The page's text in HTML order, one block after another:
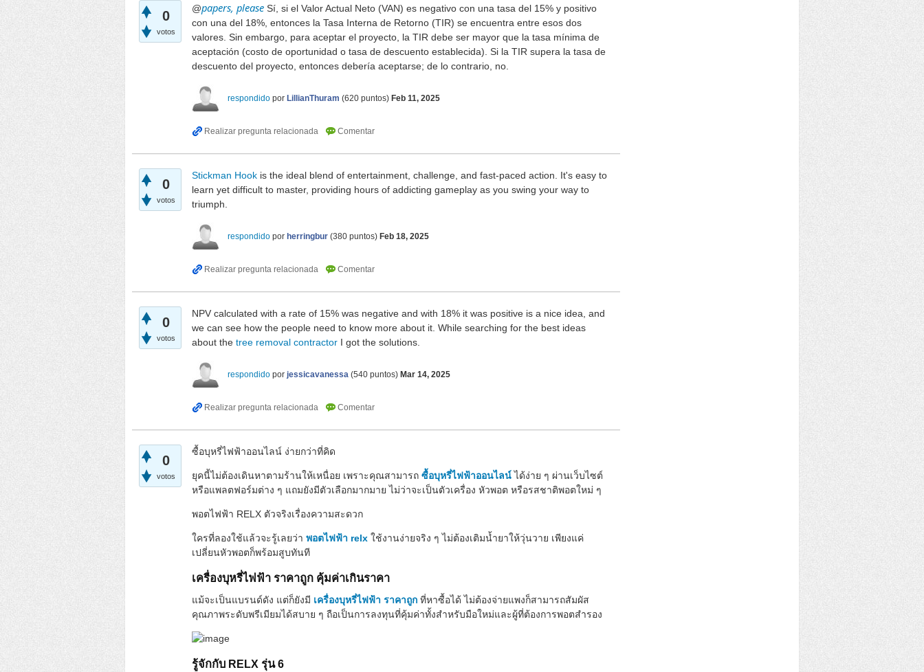
0
votos
@papers, please Sí, si el Valor Actual Neto (VAN) es negativo con una tasa del 15% y positivo
con una del 18%, entonces la Tasa Interna de Retorno (TIR) se encuentra entre esos dos
valores. Sin embargo, para aceptar el proyecto, la TIR debe ser mayor que la tasa mínima de
aceptación (costo de oportunidad o tasa de descuento establecida). Si la TIR supera la tasa de
descuento del proyecto, entonces debería aceptarse; de lo contrario, no.
respondido por LillianThuram (620 puntos) Feb 11, 2025
0
votos
Stickman Hook is the ideal blend of entertainment, challenge, and fast-paced action. It's easy to
learn yet difficult to master, providing hours of addicting gameplay as you swing your way to
triumph.
respondido por herringbur (380 puntos) Feb 18, 2025
0
votos
NPV calculated with a rate of 15% was negative and with 18% it was positive is a nice idea, and
we can see how the people need to know more about it. While searching for the best ideas
about the tree removal contractor I got the solutions.
respondido por jessicavanessa (540 puntos) Mar 14, 2025
0
votos
ซื้อบุหรี่ไฟฟ้าออนไลน์ ง่ายกว่าที่คิด
ยุคนี้ไม่ต้องเดินหาตามร้านให้เหนื่อย เพราะคุณสามารถ ซื้อบุหรี่ไฟฟ้าออนไลน์ได้ง่าย ๆ ผ่านเว็บไซต์
หรือแพลตฟอร์มต่าง ๆ แถมยังมีตัวเลือกมากมาย ไม่ว่าจะเป็นตัวเครื่อง หัวพอต หรือรสชาติพอตใหม่ ๆ
พอตไฟฟ้า RELX ตัวจริงเรื่องความสะดวก
ใครที่ลองใช้แล้วจะรู้เลยว่า พอตไฟฟ้า relx ใช้งานง่ายจริง ๆ ไม่ต้องเติมน้ำยาให้วุ่นวาย เพียงแค่
เปลี่ยนหัวพอตก็พร้อมสูบทันที
เครื่องบุหรี่ไฟฟ้า ราคาถูก คุ้มค่าเกินราคา
แม้จะเป็นแบรนด์ดัง แต่ก็ยังมี เครื่องบุหรี่ไฟฟ้า ราคาถูก ที่หาซื้อได้ ไม่ต้องจ่ายแพงก็สามารถสัมผัส
คุณภาพระดับพรีเมียมได้สบาย ๆ ถือเป็นการลงทุนที่คุ้มค่าทั้งสำหรับมือใหม่และผู้ที่ต้องการพอตสำรอง
รู้จักกับ RELX รุ่น 6